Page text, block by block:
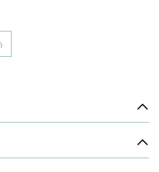
maar ook
stimuleren. Gemaakt om
tijdens verkleedpartijen,
uit voor langdurig